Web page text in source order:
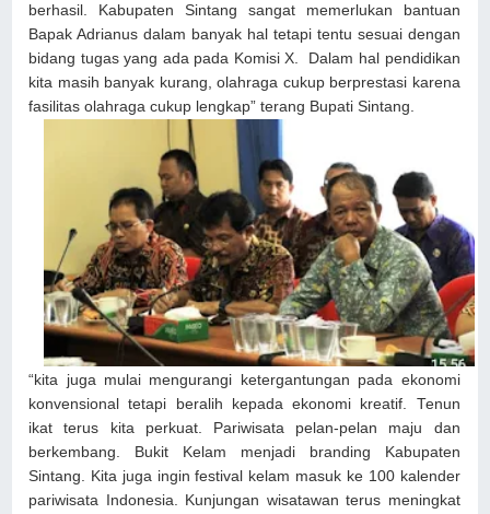
berhasil. Kabupaten Sintang sangat memerlukan bantuan
Bapak Adrianus dalam banyak hal tetapi tentu sesuai dengan
bidang tugas yang ada pada Komisi X. Dalam hal pendidikan
kita masih banyak kurang, olahraga cukup berprestasi karena
fasilitas olahraga cukup lengkap” terang Bupati Sintang.
“kita juga mulai mengurangi ketergantungan pada ekonomi
konvensional tetapi beralih kepada ekonomi kreatif. Tenun
ikat terus kita perkuat. Pariwisata pelan-pelan maju dan
berkembang. Bukit Kelam menjadi branding Kabupaten
Sintang. Kita juga ingin festival kelam masuk ke 100 kalender
pariwisata Indonesia. Kunjungan wisatawan terus meningkat